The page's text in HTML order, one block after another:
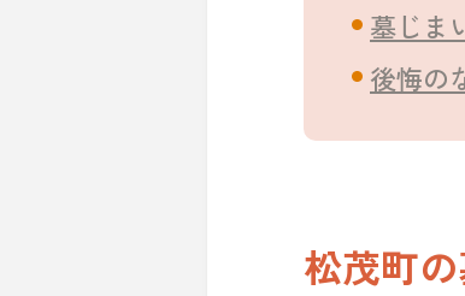
墓じま
後悔の
松茂町